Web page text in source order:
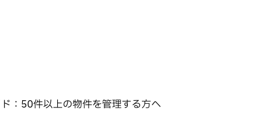
：50件以上の物件を管理する方へ